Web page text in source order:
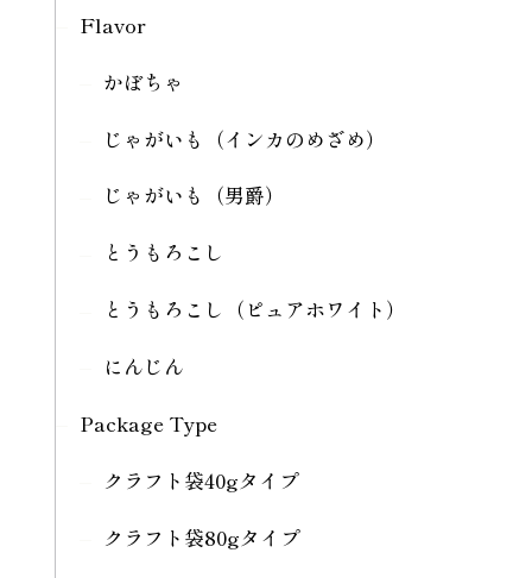
Flavor
かぼちゃ
じゃがいも（インカのめざめ）
じゃがいも（男爵）
とうもろこし
とうもろこし（ピュアホワイト）
にんじん
Package Type
クラフト袋40gタイプ
クラフト袋80gタイプ